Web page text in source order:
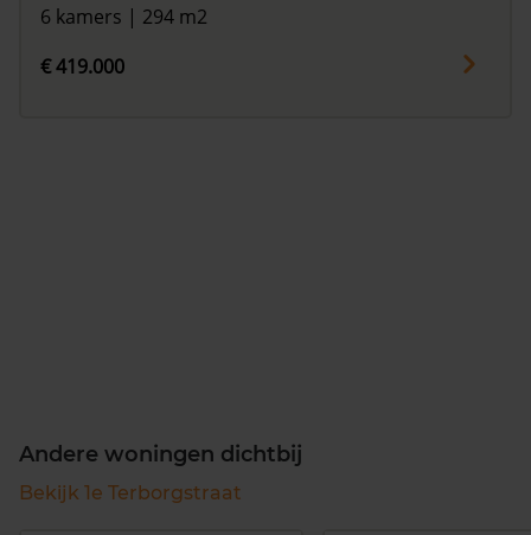
6 kamers | 294 m2
€ 419.000
Andere woningen dichtbij
Bekijk 1e Terborgstraat